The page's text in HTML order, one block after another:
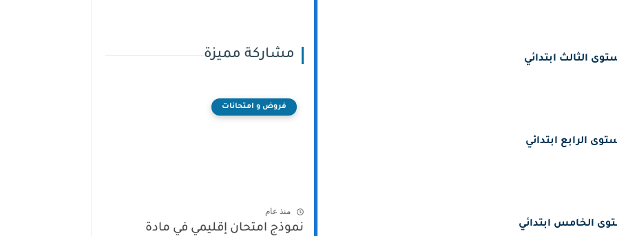
الثالث ابتدائي
الرابع ابتدائي
الخامس ابتدائي
مشاركة مميزة
فروض و امتحانات
منذ عام
نموذج امتحان إقليمي في مادة